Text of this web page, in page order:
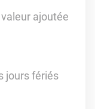
ajoutée
jours fériés